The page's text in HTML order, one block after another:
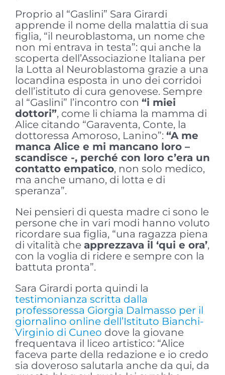
Proprio al “Gaslini” Sara Girardi
apprende il nome della malattia di sua
figlia, “il neuroblastoma, un nome che
non mi entrava in testa”: qui anche la
scoperta dell’Associazione Italiana per
la Lotta al Neuroblastoma grazie a una
locandina esposta in uno dei corridoi
dell’istituto di cura genovese. Sempre
al “Gaslini” l’incontro con “i miei
dottori”, come li chiama la mamma di
Alice citando “Garaventa, Conte, la
dottoressa Amoroso, Lanino”: “A me
manca Alice e mi mancano loro –
scandisce -, perché con loro c’era un
contatto empatico, non solo medico,
ma anche umano, di lotta e di
speranza”.
Nei pensieri di questa madre ci sono le
persone che in vari modi hanno voluto
ricordare sua figlia, “una ragazza piena
di vitalità che apprezzava il ‘qui e ora’,
con la voglia di ridere e sempre con la
battuta pronta”.
Sara Girardi porta quindi la
testimonianza scritta dalla
professoressa Giorgia Dalmasso per il
giornalino online dell’Istituto Bianchi-
Virginio di Cuneo dove la giovane
frequentava il liceo artistico: “Alice
faceva parte della redazione e io credo
sia doveroso salutarla anche da qui, da